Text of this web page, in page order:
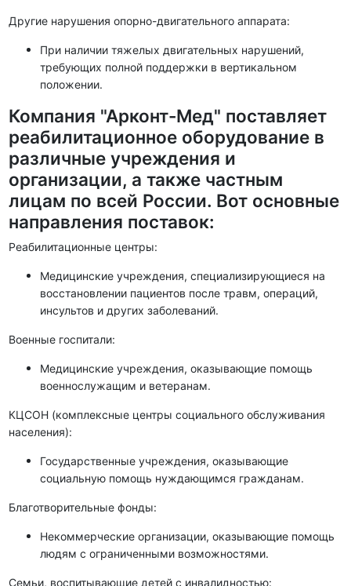
Другие нарушения опорно-двигательного аппарата:
При наличии тяжелых двигательных нарушений,
требующих полной поддержки в вертикальном
положении.
Компания "Арконт-Мед" поставляет
реабилитационное оборудование в
различные учреждения и
организации, а также частным
лицам по всей России. Вот основные
направления поставок:
Реабилитационные центры:
Медицинские учреждения, специализирующиеся на
восстановлении пациентов после травм, операций,
инсультов и других заболеваний.
Военные госпитали:
Медицинские учреждения, оказывающие помощь
военнослужащим и ветеранам.
КЦСОН (комплексные центры социального обслуживания
населения):
Государственные учреждения, оказывающие
социальную помощь нуждающимся гражданам.
Благотворительные фонды:
Некоммерческие организации, оказывающие помощь
людям с ограниченными возможностями.
Семьи, воспитывающие детей с инвалидностью: